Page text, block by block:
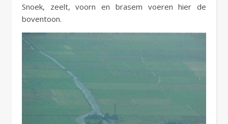
Snoek, zeelt, voorn en brasem voeren hier de
boventoon.